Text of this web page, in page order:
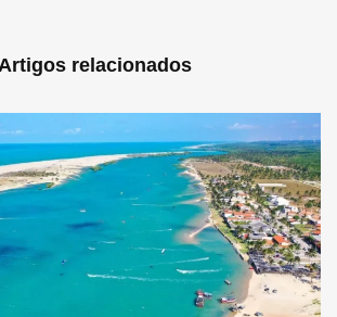
relacionados